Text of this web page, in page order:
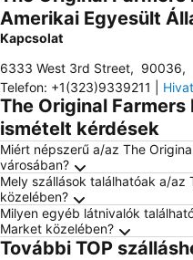
Amerikai Egyesült
Kapcsolat
6333 West 3rd Street, 90036,
Telefon: +1(323)9339211
The Original
ismételt kérdések
Miért népszerű a/az The
városában?
Mely szállások találhatóak a/az
közelében?
Milyen egyéb látnivalók
Market közelében?
További TOP